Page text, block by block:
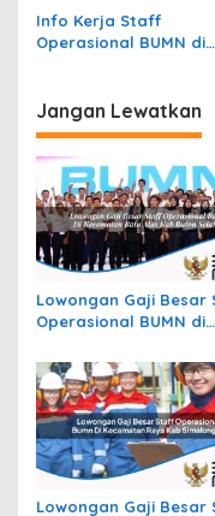
Kab. Lumajang
Info Kerja Staff
Operasional BUMN di
Jangan Lewatkan
Lowongan Gaji Besar
Operasional BUMN di
Buton Selatan
Lowongan Gaji Besar